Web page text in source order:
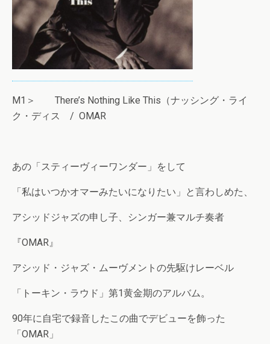
M1＞ There’s Nothing Like This（ナッシング・ライ
ク・ディス / OMAR
あの「スティーヴィーワンダー」をして
「私はいつかオマーみたいになりたい」と言わしめた、
アシッドジャズの申し子、シンガー兼マルチ奏者
『OMAR』
アシッド・ジャズ・ムーヴメントの先駆けレーベル
「トーキン・ラウド」第1黄金期のアルバム。
90年に自宅で録音したこの曲でデビューを飾った
「OMAR」